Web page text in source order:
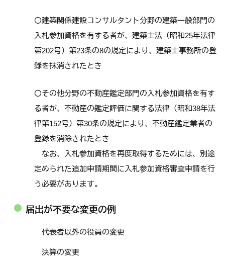
〇建築関係建設コンサルタント分野の建築一般部門の
入札参加資格を有する者が、建築士法（昭和25年法律
第202号）第23条の8の規定により、建築士事務所の登
録を抹消されたとき
〇その他分野の不動産鑑定部門の入札参加資格を有す
る者が、不動産の鑑定評価に関する法律（昭和38年法
律第152号）第30条の規定により、不動産鑑定業者の
登録を消除されたとき
なお、入札参加資格を再度取得するためには、別途
定められた追加申請期間に入札参加資格審査申請を行
う必要があります。
届出が不要な変更の例
代表者以外の役員の変更
決算の変更